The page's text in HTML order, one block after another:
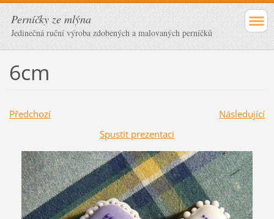
Perníčky ze mlýna
Jedinečná ruční výroba zdobených a malovaných perníčků
6cm
Předchozí
Následující
Spustit prezentaci